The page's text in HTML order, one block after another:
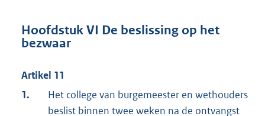
Hoofdstuk VI De beslissing op het
bezwaar
Artikel 11
1.
Het college van burgemeester en wethouders
beslist binnen twee weken na de ontvangst